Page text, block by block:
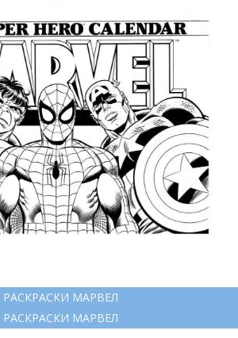
РАСКРАСКИ МАРВЕЛ
РАСКРАСКИ МАРВЕЛ